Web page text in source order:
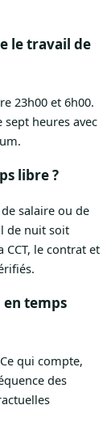
le travail de
23h00 et 6h00.
heures avec
libre ?
salaire ou de
de nuit soit
le contrat et
en temps
qui compte,
des